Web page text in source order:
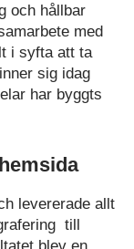
och hållbar
med
i syfta att ta
sig idag
har byggts
levererade allt
till